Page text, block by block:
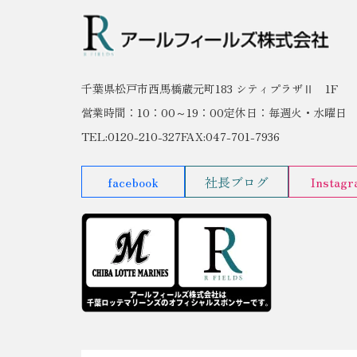
千葉県松戸市西馬橋蔵元町183 シティプラザⅡ 1F
営業時間：10：00～19：00定休日：毎週火・水曜日
TEL:0120-210-327FAX:047-701-7936
facebook 社長ブログ